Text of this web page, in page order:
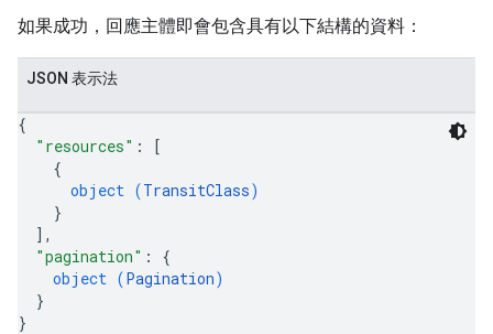
如果成功，回應主體即會包含具有以下結構的資料：
JSON 表示法
{
"resources" :
[
{
object (TransitClass)
}
] ,
"pagination" : {
object (Pagination)
}
}